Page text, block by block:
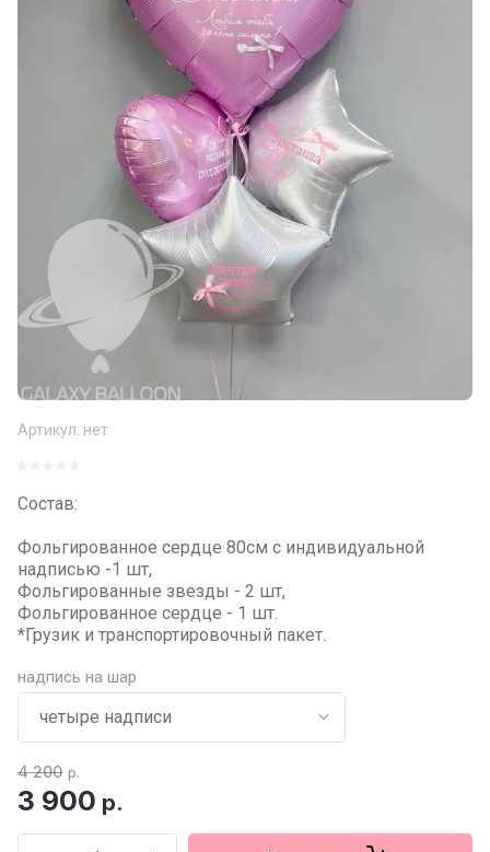
Артикул: нет
Состав:
Фольгированное сердце 80см с индивидуальной
надписью -1 шт,
Фольгированные звезды - 2 шт,
Фольгированное сердце - 1 шт.
*Грузик и транспортировочный пакет.
надпись на шар
4 200 р.
3 900 р.